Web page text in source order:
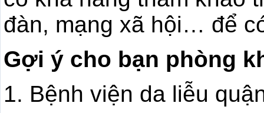
đàn, mạng xã hội… để
Gợi ý cho bạn phòng
1. Bệnh viện da liễu